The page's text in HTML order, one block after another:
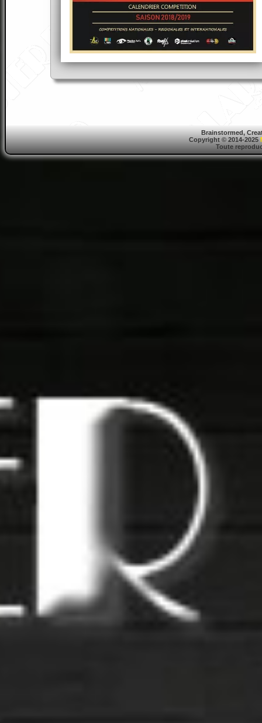
Brainstormed,
Copyright © 2014-2025
Toute